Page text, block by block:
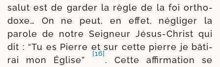
salut est de gar­der la règle de la foi ortho­
doxe… On ne peut, en effet, négli­ger la
parole de notre Seigneur Jésus-​Christ qui
dit : “Tu es Pierre et sur cette pierre je bâti­
rai mon Église”
[16]
. Cette affir­ma­tion se